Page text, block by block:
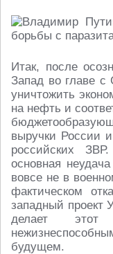
Итак, после
Запад во главе
уничтожить
на нефть и
выручки России
российских
основная неудача
вовсе не в
фактическом
западный проект
делает этот
будущем.